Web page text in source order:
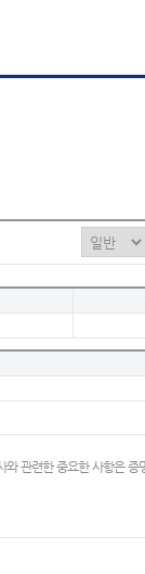
관련한 중요한 사항은